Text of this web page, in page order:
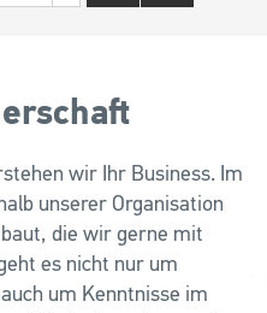
wir Ihr Business. Im
unserer Organisation
die wir gerne mit
es nicht nur um
um Kenntnisse im